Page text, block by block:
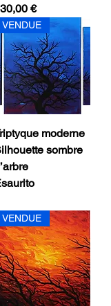
€
VENDUE
moderne
sombre
VENDUE